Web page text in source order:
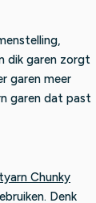
dik garen zorgt
garen meer
garen dat past
Chunky
Denk